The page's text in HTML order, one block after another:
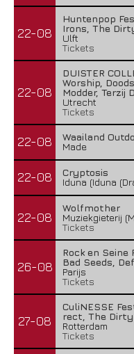
22-08
Huntenpop
Irons, The
Ulft
Tickets
22-08
DUISTER
Worship,
Modder, Terzij
Utrecht
Tickets
22-08
Waailand
Made
22-08
Cryptosis
Iduna (Iduna
22-08
Wolfmother
Muziekgieterij
Tickets
26-08
Rock en Seine
Bad Seeds,
Parijs
Tickets
27-08
CuliNESSE
rect, The Dirty
Rotterdam
Tickets